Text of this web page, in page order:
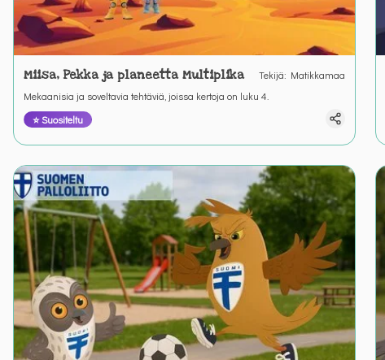
Miisa, Pekka ja planeetta Multiplika Tekijä: Matikkamaa
Mekaanisia ja soveltavia tehtäviä, joissa kertoja on luku 4.
⭐ Suositeltu